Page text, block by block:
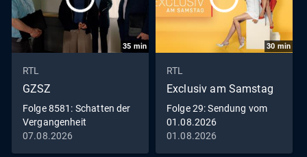
35 min
RTL
GZSZ
Folge 8581: Schatten der
Vergangenheit
07.08.2026
30 min
RTL
Exclusiv am Samstag
Folge 29: Sendung vom
01.08.2026
01.08.2026